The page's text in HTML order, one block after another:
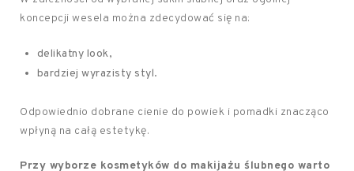
koncepcji wesela można zdecydować się na:
delikatny look,
bardziej wyrazisty styl.
Odpowiednio dobrane cienie do powiek i pomadki znacząco
wpłyną na całą estetykę.
Przy wyborze kosmetyków do makijażu ślubnego warto